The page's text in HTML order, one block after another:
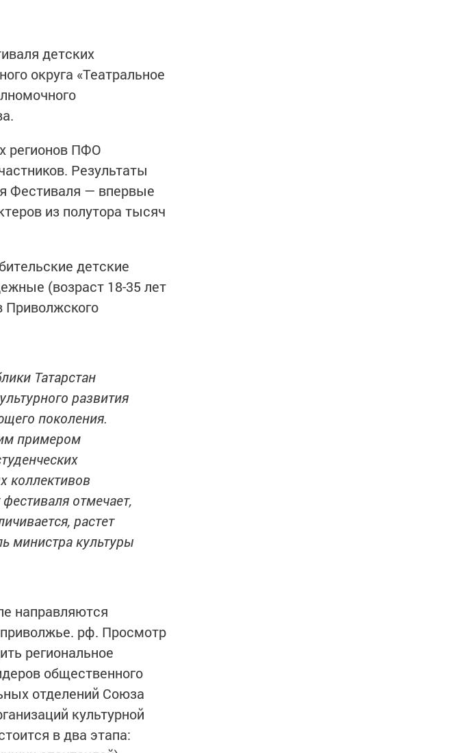
детских
округа «Театральное
регионов ПФО
Результаты
Фестиваля — впервые
из полутора тысяч
детские
(возраст 18-35 лет
Приволжского
Татарстан
развития
поколения.
примером
коллективов
отмечает,
растет
министра культуры
направляются
рф. Просмотр
региональное
общественного
отделений Союза
культурной
в два этапа: